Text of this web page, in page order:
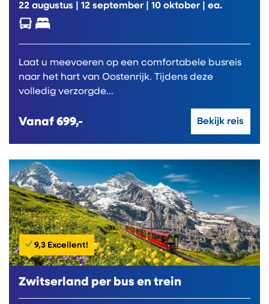
22 augustus
12 september 10 oktober | ea.
Laat u meevoeren op een comfortabele busreis
naar het hart van Oostenrijk. Tijdens deze
volledig verzorgde...
Vanaf 699,- Bekijk reis
9,3 Excellent!
Zwitserland per bus en trein